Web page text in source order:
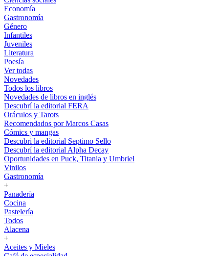
Economía
Gastronomía
Género
Infantiles
Juveniles
Literatura
Poesía
Ver todas
Novedades
Todos los libros
Novedades de libros en inglés
Descubrí la editorial FERA
Oráculos y Tarots
Recomendados por Marcos Casas
Cómics y mangas
Descubri la editorial Septimo Sello
Descubrí la editorial Alpha Decay
Oportunidades en Puck, Titania y Umbriel
Vinilos
Gastronomía
+
Panadería
Cocina
Pastelería
Todos
Alacena
+
Aceites y Mieles